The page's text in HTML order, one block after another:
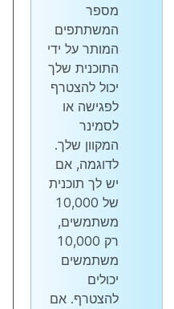
מספר
המשתתפים
המותר על ידי
התוכנית שלך
יכול להצטרף
לפגישה או
לסמינר
המקוון שלך.
לדוגמה, אם
יש לך תוכנית
של 10,000
משתמשים,
רק 10,000
משתמשים
יכולים
להצטרף. אם